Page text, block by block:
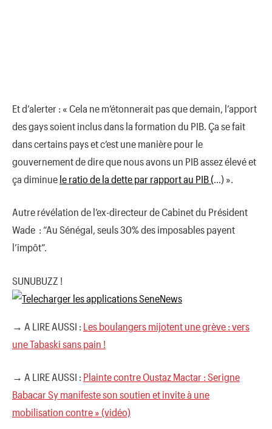
Et d’alerter : « Cela ne m’étonnerait pas que demain, l’apport
des gays soient inclus dans la formation du PIB. Ça se fait
dans certains pays et c’est une manière pour le
gouvernement de dire que nous avons un PIB assez élevé et
ça diminue le ratio de la dette par rapport au PIB ( …) ».
Autre révélation de l’ex-directeur de Cabinet du Président
Wade : “Au Sénégal, seuls 30% des imposables payent
l’impôt”.
SUNUBUZZ !
→ A LIRE AUSSI : Les boulangers mijotent une grève : vers
une Tabaski sans pain !
→ A LIRE AUSSI : Plainte contre Oustaz Mactar : Serigne
Babacar Sy manifeste son soutien et invite à une
mobilisation contre » (vidéo)